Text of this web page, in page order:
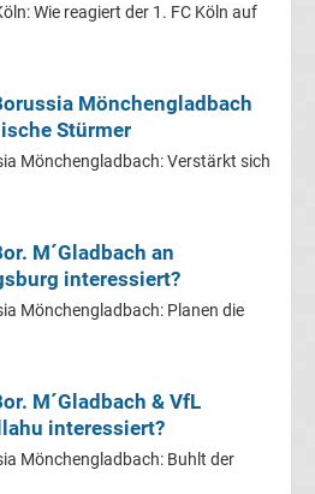
Wie reagiert der 1. FC Köln auf
Mönchengladbach
Stürmer
Mönchengladbach: Verstärkt sich
M´Gladbach an
interessiert?
Mönchengladbach: Planen die
M´Gladbach & VfL
interessiert?
Mönchengladbach: Buhlt der